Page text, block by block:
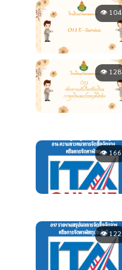
👁 104
👁 128
👁 166
👁 122